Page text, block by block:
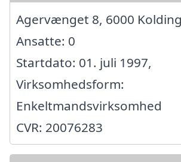
Agervænget 8, 6000 Kolding
Ansatte: 0
Startdato: 01. juli 1997,
Virksomhedsform:
Enkeltmandsvirksomhed
CVR: 20076283